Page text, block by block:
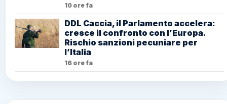
10 ore fa
DDL Caccia, il Parlamento accelera:
cresce il confronto con l’Europa.
Rischio sanzioni pecuniare per
l’Italia
16 ore fa